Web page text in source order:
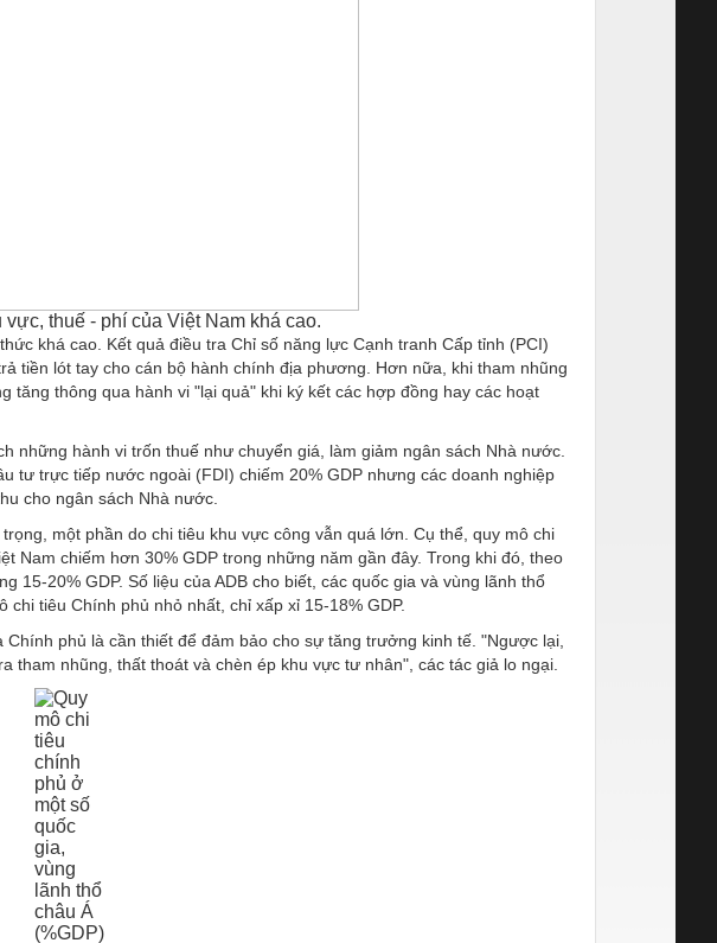
thuế - phí của Việt Nam khá cao.
khá cao. Kết quả điều tra Chỉ số năng lực Cạnh tranh Cấp tỉnh (PCI)
tiền lót tay cho cán bộ hành chính địa phương. Hơn nữa, khi tham nhũng
tăng thông qua hành vi "lại quả" khi ký kết các hợp đồng hay các hoạt
những hành vi trốn thuế như chuyển giá , làm giảm ngân sách Nhà nước.
tư trực tiếp nước ngoài (FDI) chiếm 20% GDP nhưng các doanh nghiệp
cho ngân sách Nhà nước.
một phần do chi tiêu khu vực công vẫn quá lớn. Cụ thể, quy mô chi
Nam chiếm hơn 30% GDP trong những năm gần đây. Trong khi đó, theo
15-20% GDP. Số liệu của ADB cho biết, các quốc gia và vùng lãnh thổ
tiêu Chính phủ nhỏ nhất, chỉ xấp xỉ 15-18% GDP.
phủ là cần thiết để đảm bảo cho sự tăng trưởng kinh tế. "Ngược lại,
nhũng, thất thoát và chèn ép khu vực tư nhân", các tác giả lo ngại.